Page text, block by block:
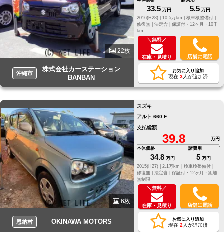
22枚
沖縄市
株式会社カーステーション
BANBAN
33.5 万円 5.5 万円
2016(H28) |
10.5万km |
検車検整備付 |
修復無 | 法定含 | 保証付・12ヶ月・10千
km
＼無料／
在庫・見積り 店舗に電話
お気に入り追加
現在 3人が追加済
6枚
恩納村 OKINAWA MOTORS
スズキ
アルト 660 F
支払総額
39.8
万円
本体価格
34.8 万円
諸費用
5 万円
2015(H27) |
2.1万km |
検車検整備付 |
修復無 | 法定含 | 保証付・12ヶ月・距離
無制限
＼無料／
在庫・見積り 店舗に電話
お気に入り追加
現在 2 人が追加済